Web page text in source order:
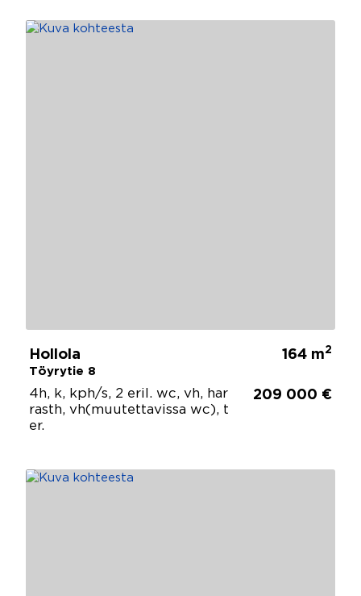
Hollola
Töyrytie 8
164 m2
4h, k, kph/s, 2 eril. wc, vh, har
rasth, vh(muutettavissa wc), t
er.
209 000 €